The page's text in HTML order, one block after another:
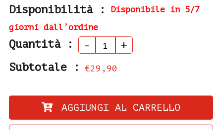
Disponibilità :
Disponibile in 5/7
giorni dall’ordine
Quantità : - +
Subtotale : €29,90
AGGIUNGI AL CARRELLO